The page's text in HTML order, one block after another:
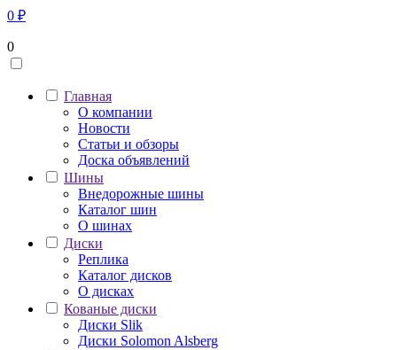
0 ₽
0
Главная
О компании
Новости
Статьи и обзоры
Доска объявлений
Шины
Внедорожные шины
Каталог шин
О шинах
Диски
Реплика
Каталог дисков
О дисках
Кованые диски
Диски Slik
Диски Solomon Alsberg